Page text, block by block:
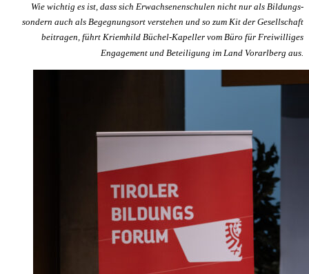
Wie wichtig es ist, dass sich Erwachsenenschulen nicht nur als Bildungs-
sondern auch als Begegnungsort verstehen und so zum Kit der Gesellschaft
beitragen, führt Kriemhild Büchel-Kapeller vom Büro für Freiwilliges
Engagement und Beteiligung im Land Vorarlberg aus.